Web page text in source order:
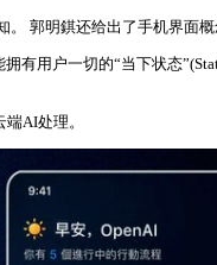
郭明錤还给出了手机界面概
有用户一切的“当下状态
AI处理。